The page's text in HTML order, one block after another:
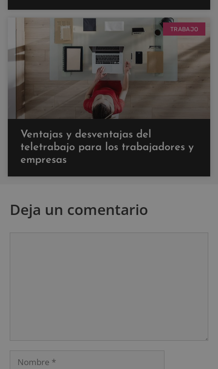
TRABAJO
Ventajas y desventajas del
teletrabajo para los trabajadores y
empresas
Deja un comentario